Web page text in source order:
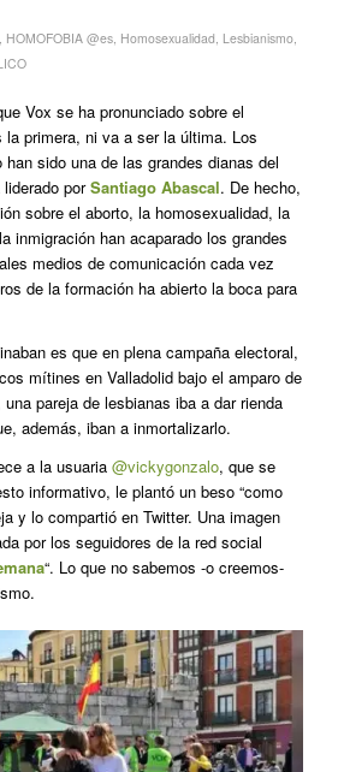
HOMOFOBIA @es, Homosexualidad, Lesbianismo,
Vox se ha pronunciado sobre el
primera, ni va a ser la última. Los
sido una de las grandes dianas del
porSantiago Abascal. De hecho,
sobre el aborto, la homosexualidad, la
inmigración han acaparado los grandes
medios de comunicación cada vez
de la formación ha abierto la boca para
es que en plena campaña electoral,
mítines en Valladolid bajo el amparo de
pareja de lesbianas iba a dar rienda
además, iban a inmortalizarlo.
a la usuaria@vickygonzalo, que se
informativo, le plantó un beso “como
y lo compartió en Twitter. Una imagen
por los seguidores de la red social
“. Lo que no sabemos -o creemos-